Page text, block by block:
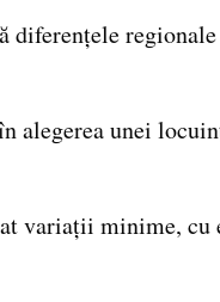
diferențele
unei
variații minime, cu